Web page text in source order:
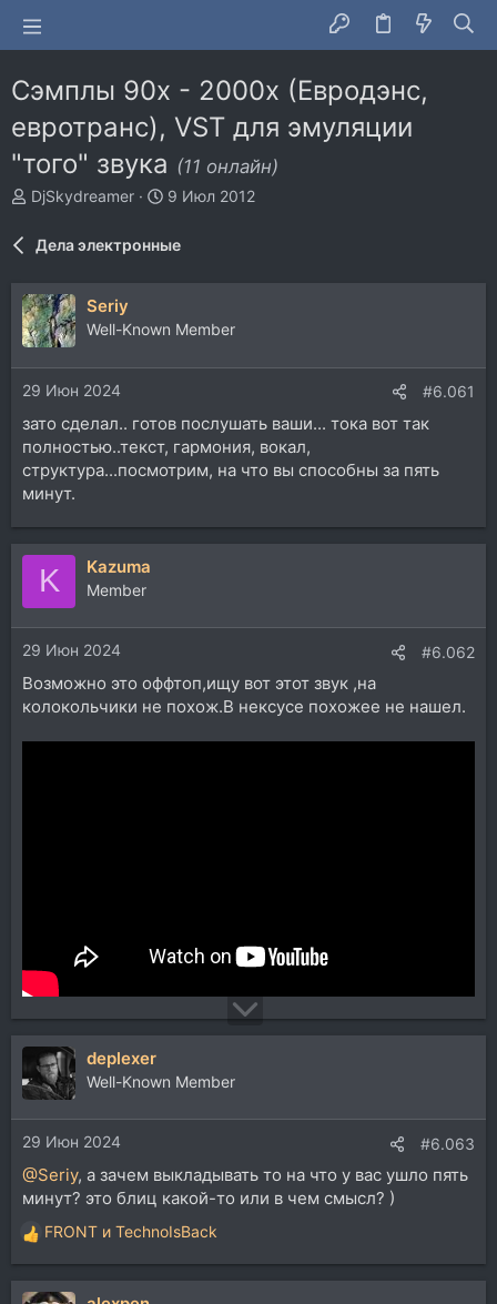
Сэмплы 90х - 2000х (Евродэнс,
евротранс), VST для эмуляции
"того" звука (11 онлайн)
А
о
р
т
е
м
DjSkydreamer
Д
н
9 Июл 2012
Дела электронные
Seriy
Well-Known Member
29 Июн 2024 #6.061
зато сделал.. готов послушать ваши... тока вот так
полностью..текст, гармония, вокал,
структура...посмотрим, на что вы способны за пять
минут.
K Kazuma
Member
29 Июн 2024 #6.062
Возможно это оффтоп,ищу вот этот звук ,на
колокольчики не похож.В нексусе похожее не нашел.
deplexer
Well-Known Member
29 Июн 2024 #6.063
@Seriy, а зачем выкладывать то на что у вас ушло пять
минут? это блиц какой-то или в чем смысл? )
Р
е
а
FRONT и TechnoIsBack